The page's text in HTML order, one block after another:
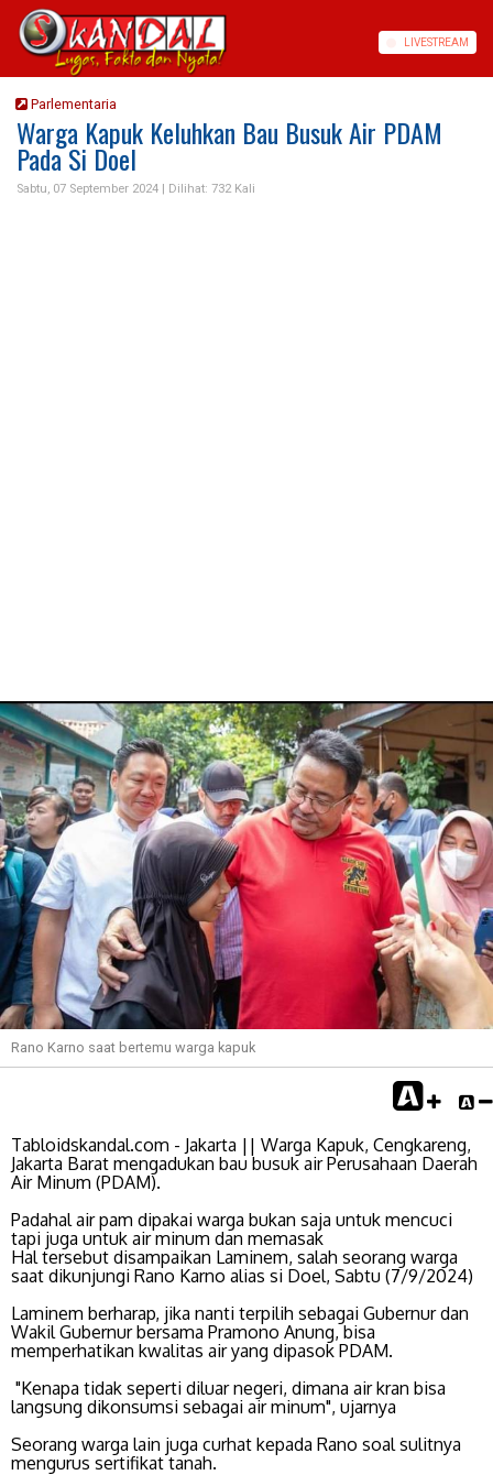
LIVESTREAM
Parlementaria
Warga Kapuk Keluhkan Bau Busuk Air PDAM
Pada Si Doel
Sabtu, 07 September 2024 | Dilihat: 732 Kali
Rano Karno saat bertemu warga kapuk
Tabloidskandal.com - Jakarta || Warga Kapuk, Cengkareng,
Jakarta Barat mengadukan bau busuk air Perusahaan Daerah
Air Minum (PDAM).
Padahal air pam dipakai warga bukan saja untuk mencuci
tapi juga untuk air minum dan memasak
Hal tersebut disampaikan Laminem, salah seorang warga
saat dikunjungi Rano Karno alias si Doel, Sabtu (7/9/2024)
Laminem berharap, jika nanti terpilih sebagai Gubernur dan
Wakil Gubernur bersama Pramono Anung, bisa
memperhatikan kwalitas air yang dipasok PDAM.
"Kenapa tidak seperti diluar negeri, dimana air kran bisa
langsung dikonsumsi sebagai air minum", ujarnya
Seorang warga lain juga curhat kepada Rano soal sulitnya
mengurus sertifikat tanah.